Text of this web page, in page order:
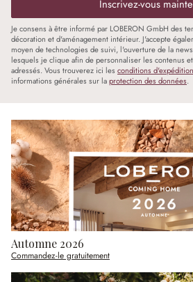
Inscrivez-vous
Je consens à être informé par LOBERON GmbH des
décoration et d'aménagement intérieur. J'accepte
moyen de technologies de suivi, l'ouverture de la
lesquels je clique afin de personnaliser les contenus
adressés. Vous trouverez ici les conditions d'expédition
informations générales sur laprotection des données.
Automne 2026
Commandez-le gratuitement